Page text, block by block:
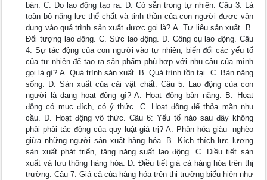
bán. C. Do lao động tạo ra. D. Có sẵn trong tự nhiên. Câu 3: Là
toàn bộ năng lực thể chất và tinh thần của con người được vận
dụng vào quá trình sản xuất được gọi là? A. Tư liệu sản xuất. B.
Đối tượng lao động. C. Sức lao động. D. Công cụ lao động. Câu
4: Sự tác động của con người vào tự nhiên, biến đổi các yếu tố
của tự nhiên để tạo ra sản phẩm phù hợp với nhu cầu của mình
gọi là gì? A. Quá trình sản xuất. B. Quá trình tồn tại. C. Bản năng
sống. D. Sản xuất của cải vật chất. Câu 5: Lao động của con
người là dạng hoạt động gì? A. Hoạt động bản năng. B. Hoạt
động có mục đích, có ý thức. C. Hoạt động để thỏa mãn nhu
cầu. D. Hoạt động vô thức. Câu 6: Yếu tố nào sau đây không
phải phải tác động của quy luật giá trị? A. Phân hóa giàu- nghèo
giữa những người sản xuất hàng hóa. B. Kích thích lực lượng
sản xuất phát triển, tăng năng suất lao động. C. Điều tiết sản
xuất và lưu thông hàng hóa. D. Điều tiết giá cả hàng hóa trên thị
trường. Câu 7: Giá cả của hàng hóa trên thị trường biểu hiện như